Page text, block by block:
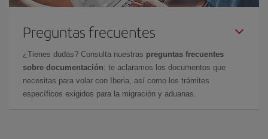
Preguntas frecuentes
¿Tienes dudas? Consulta nuestras preguntas frecuentes
sobre documentación: te aclaramos los documentos que
necesitas para volar con Iberia, así como los trámites
específicos exigidos para la migración y aduanas.